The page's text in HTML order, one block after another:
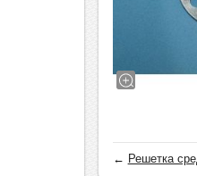
← Решетка